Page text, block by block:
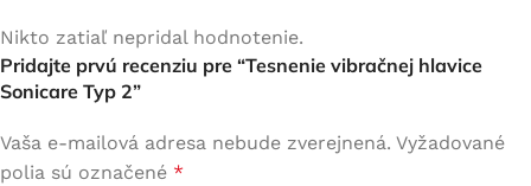
Nikto zatiaľ nepridal hodnotenie.
Pridajte prvú recenziu pre “Tesnenie vibračnej hlavice
Sonicare Typ 2”
Vaša e-mailová adresa nebude zverejnená. Vyžadované
polia sú označené *